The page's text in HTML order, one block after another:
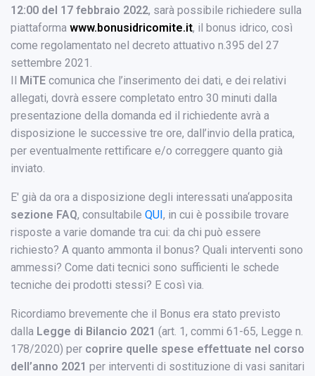
12:00 del 17 febbraio 2022, sarà possibile richiedere sulla
piattaforma www.bonusidricomite.it, il bonus idrico, così
come regolamentato nel decreto attuativo n.395 del 27
settembre 2021.
Il MiTE comunica che l’inserimento dei dati, e dei relativi
allegati, dovrà essere completato entro 30 minuti dalla
presentazione della domanda ed il richiedente avrà a
disposizione le successive tre ore, dall’invio della pratica,
per eventualmente rettificare e/o correggere quanto già
inviato.
E' già da ora a disposizione degli interessati una‘apposita
sezione FAQ, consultabile QUI, in cui è possibile trovare
risposte a varie domande tra cui: da chi può essere
richiesto? A quanto ammonta il bonus? Quali interventi sono
ammessi? Come dati tecnici sono sufficienti le schede
tecniche dei prodotti stessi? E così via.
Ricordiamo brevemente che il Bonus era stato previsto
dalla Legge di Bilancio 2021 (art. 1, commi 61-65, Legge n.
178/2020) per coprire quelle spese effettuate nel corso
dell’anno 2021 per interventi di sostituzione di vasi sanitari